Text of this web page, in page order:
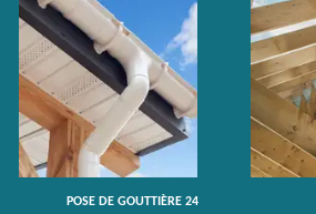
POSE DE GOUTTIÈRE 24